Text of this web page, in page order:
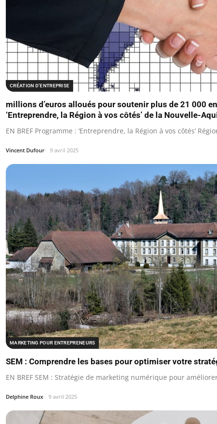
CRÉATION D'ENTREPRISE
millions d’euros alloués pour soutenir plus de 21 000
‘Entreprendre, la Région à vos côtés’ de la Nouvelle-
EN BREF Programme : ‘Entreprendre, la Région à vos côtés’
Vincent Dufour 9 avril 2025
MARKETING POUR ENTREPRENEURS
SEM : Comprendre les bases pour optimiser votre
EN BREF SEM : Stratégie de marketing numérique pour
Delphine Roux 9 avril 2025